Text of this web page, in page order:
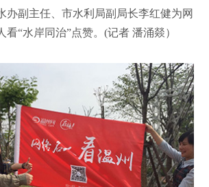
办副主任、市水利局副局长李红健为网
看“水岸同治”点赞。(记者 潘涌燚）